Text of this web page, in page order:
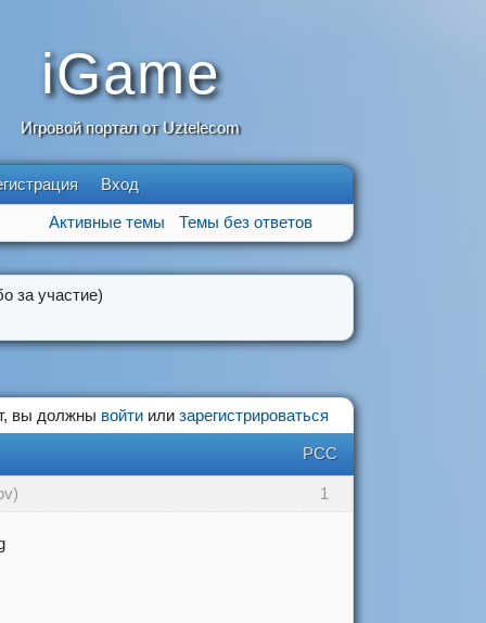
iGame
Игровой портал от Uztelecom
Вход
Активные темы Темы без ответов
за участие)
вы должны войтиили зарегистрироваться
РСС
1